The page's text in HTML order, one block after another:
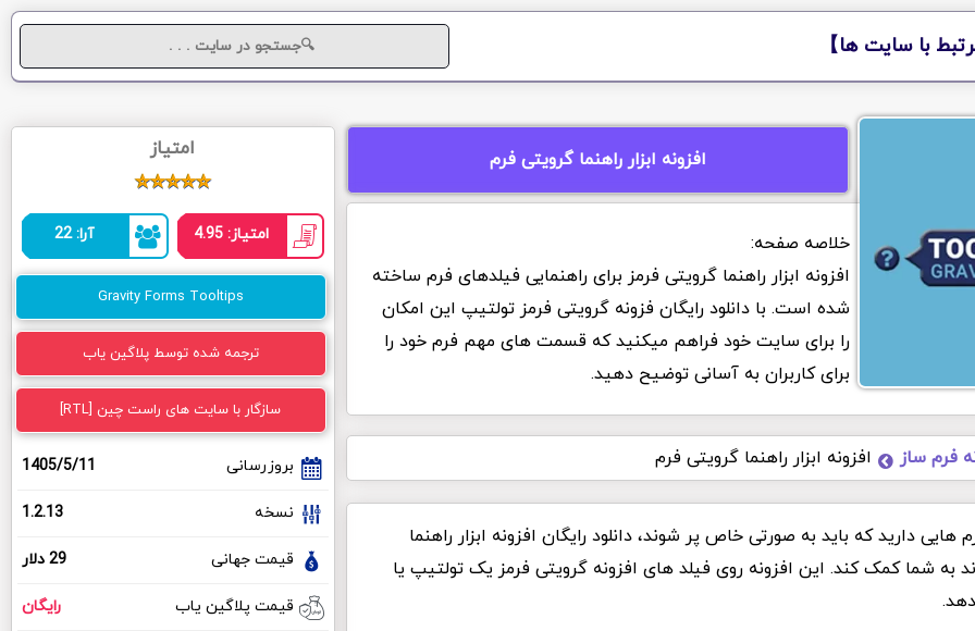
با سایت ها】
افزونه ابزار راهنما گرویتی فرم
افزونه ابزار راهنما گرویتی فرمز برای راهنمایی فیلدهای فرم ساخته
شده است. با دانلود رایگان فزونه گرویتی فرمز تولتیپ این امکان
را برای سایت خود فراهم میکنید که قسمت های مهم فرم خود را
برای کاربران به آسانی توضیح دهید.
فرم ساز افزونه ابزار راهنما گرویتی فرم
دارید که باید به صورتی خاص پر شوند، دانلود رایگان افزونه ابزار راهنما
به شما کمک کند. این افزونه روی فیلد های افزونه گرویتی فرمز یک تولتیپ یا
دهد.
امتیاز
امتیاز: 4.95 آرا: 22
Gravity Forms Tooltips
ترجمه شده توسط پلاگین یاب
سازگار با سایت های راست چین [RTL]
بروزرسانی 1405/5/11
نسخه 1.2.13
قیمت جهانی 29 دلار
قیمت پلاگین یاب رایگان